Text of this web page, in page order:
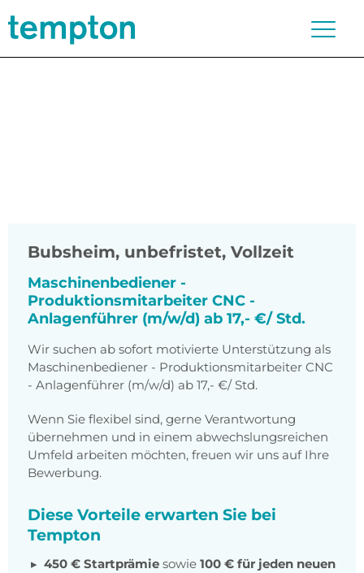
Bubsheim, unbefristet, Vollzeit
Maschinenbediener -
Produktionsmitarbeiter CNC -
Anlagenführer (m/w/d) ab 17,- €/ Std.
Wir suchen ab sofort motivierte Unterstützung als
Maschinenbediener - Produktionsmitarbeiter CNC
- Anlagenführer (m/w/d) ab 17,- €/ Std.
Wenn Sie flexibel sind, gerne Verantwortung
übernehmen und in einem abwechslungsreichen
Umfeld arbeiten möchten, freuen wir uns auf Ihre
Bewerbung.
Diese Vorteile erwarten Sie bei
Tempton
450 € Startprämie sowie 100 € für jeden neuen